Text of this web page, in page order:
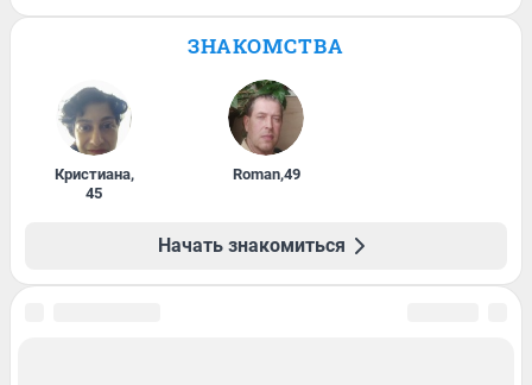
ЗНАКОМСТВА
Кристиана,
45
Roman,49
Начать знакомиться